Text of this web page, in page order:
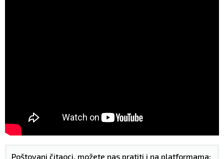
Poštovani čitaoci, možete nas pratiti i na platformama: